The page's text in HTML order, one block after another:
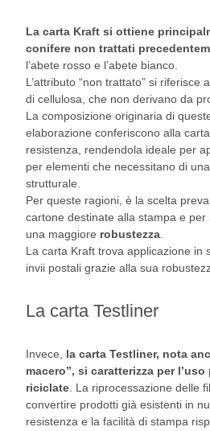
La carta Kraft si ottiene
conifere non trattati
l’abete rosso e l’abete bianco.
L’attributo “non trattato” si riferisce
di cellulosa, che non derivano da
La composizione originaria di
elaborazione conferiscono alla
resistenza, rendendola ideale per
per elementi che necessitano di
strutturale.
Per queste ragioni, è la scelta
cartone destinate alla stampa e
una maggiore robustezza.
La carta Kraft trova applicazione in
invii postali grazie alla sua
La carta Testliner
Invece, la carta Testliner, nota
macero”, si caratterizza per
riciclate. La riprocessazione delle
convertire prodotti già esistenti in
resistenza e la facilità di stampa